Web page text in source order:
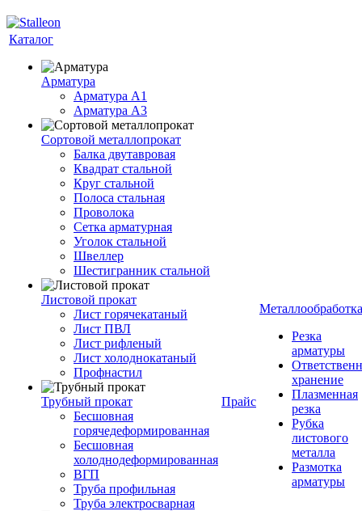
Каталог
Арматура
Арматура A1
Арматура А3
Сортовой металлопрокат
Балка двутавровая
Квадрат стальной
Круг стальной
Полоса стальная
Проволока
Сетка арматурная
Уголок стальной
Швеллер
Шестигранник стальной
Листовой прокат
Лист горячекатаный
Лист ПВЛ
Лист рифленый
Лист холоднокатаный
Профнастил
Трубный прокат
Бесшовная
горячедеформированная
Бесшовная
холоднодеформированная
ВГП
Труба профильная
Труба электросварная
Прайс
Металлообработка
Резка
арматуры
хранение
Плазменная
резка
Рубка
листового
металла
Размотка
арматуры